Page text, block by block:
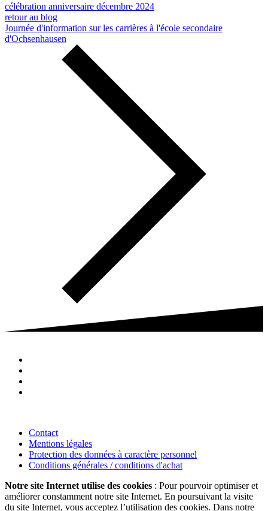
célébration anniversaire décembre 2024
retour au blog
Journée d'information sur les carrières à l'école secondaire
d'Ochsenhausen
Contact
Mentions légales
Protection des données à caractère personnel
Conditions générales / conditions d'achat
Notre site Internet utilise des cookies : Pour pourvoir optimiser et
améliorer constamment notre site Internet. En poursuivant la visite
du site Internet, vous acceptez l’utilisation des cookies. Dans notre